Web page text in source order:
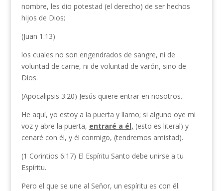
nombre, les dio potestad (el derecho) de ser hechos
hijos de Dios;
(Juan 1:13)
los cuales no son engendrados de sangre, ni de
voluntad de carne, ni de voluntad de varón, sino de
Dios.
(Apocalipsis 3:20) Jesús quiere entrar en nosotros.
He aquí, yo estoy a la puerta y llamo; si alguno oye mi
voz y abre la puerta, entraré a él, (esto es literal) y
cenaré con él, y él conmigo, (tendremos amistad).
(1 Corintios 6:17) El Espíritu Santo debe unirse a tu
Espíritu.
Pero el que se une al Señor, un espíritu es con él.